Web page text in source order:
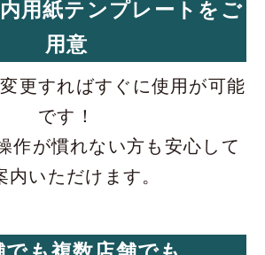
用紙テンプレートをご
用意
更すればすぐに使用が可能
です！
作が慣れない方も安心して
内いただけます。